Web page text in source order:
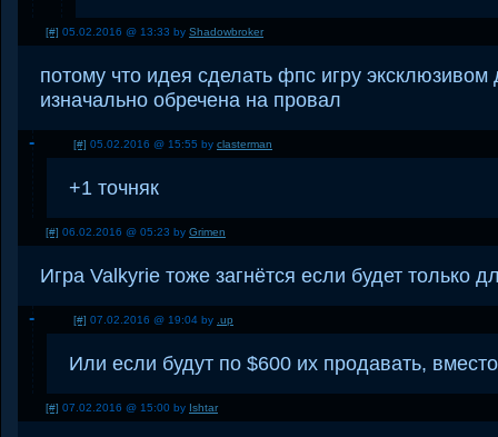
[#] 05.02.2016 @ 13:33 by Shadowbroker
потому что идея сделать фпс игру эксклюзивом
изначально обречена на провал
[#] 05.02.2016 @ 15:55 by clasterman
+1 точняк
[#] 06.02.2016 @ 05:23 by Grimen
Игра Valkyrie тоже загнётся если будет только
[#] 07.02.2016 @ 19:04 by .up
Или если будут по $600 их продавать,
[#] 07.02.2016 @ 15:00 by Ishtar